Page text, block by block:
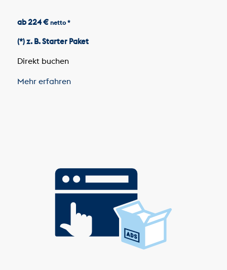
ab 224 € netto *
(*) z. B. Starter Paket
Direkt buchen
Mehr erfahren